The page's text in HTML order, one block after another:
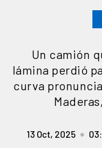
Un camión
lámina perdió
curva
13 Oct, 2025